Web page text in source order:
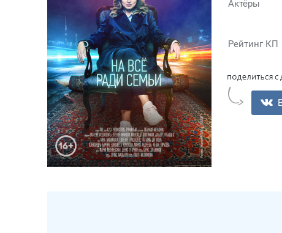
Актёры
Рейтинг КП